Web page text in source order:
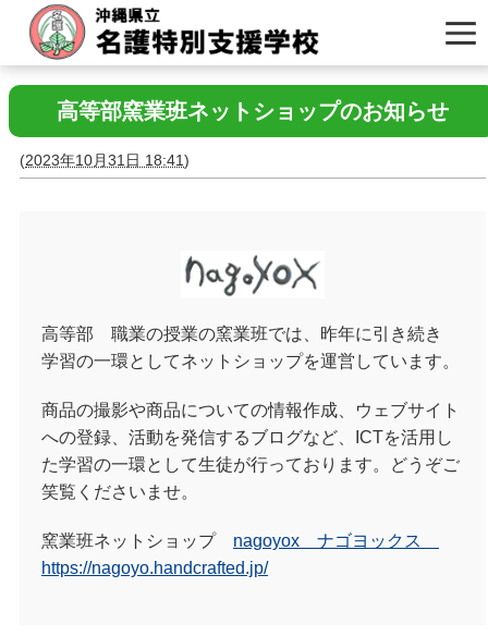
高等部窯業班ネットショップのお知らせ
(2023年10月31日 18:41)
高等部 職業の授業の窯業班では、昨年に引き続き
学習の一環としてネットショップを運営しています。
商品の撮影や商品についての情報作成、ウェブサイト
への登録、活動を発信するブログなど、ICTを活用し
た学習の一環として生徒が行っております。どうぞご
笑覧くださいませ。
窯業班ネットショップ nagoyox ナゴヨックス
https://nagoyo.handcrafted.jp/